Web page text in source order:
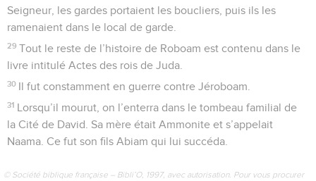
Seigneur, les gardes portaient les boucliers, puis ils les
ramenaient dans le local de garde.
29 Tout le reste de l’histoire de Roboam est contenu dans le
livre intitulé Actes des rois de Juda.
30 Il fut constamment en guerre contre Jéroboam.
31 Lorsqu’il mourut, on l’enterra dans le tombeau familial de
la Cité de David. Sa mère était Ammonite et s’appelait
Naama. Ce fut son fils Abiam qui lui succéda.
© Société biblique française – Bibli’O, 1997, avec autorisation. Pour vous procurer